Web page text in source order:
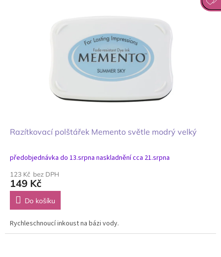
Razítkovací polštářek Memento světle modrý velký
předobjednávka do 13.srpna naskladnění cca 21.srpna
123 Kč bez DPH
149 Kč
Do košíku
Rychleschnoucí inkoust na bázi vody.